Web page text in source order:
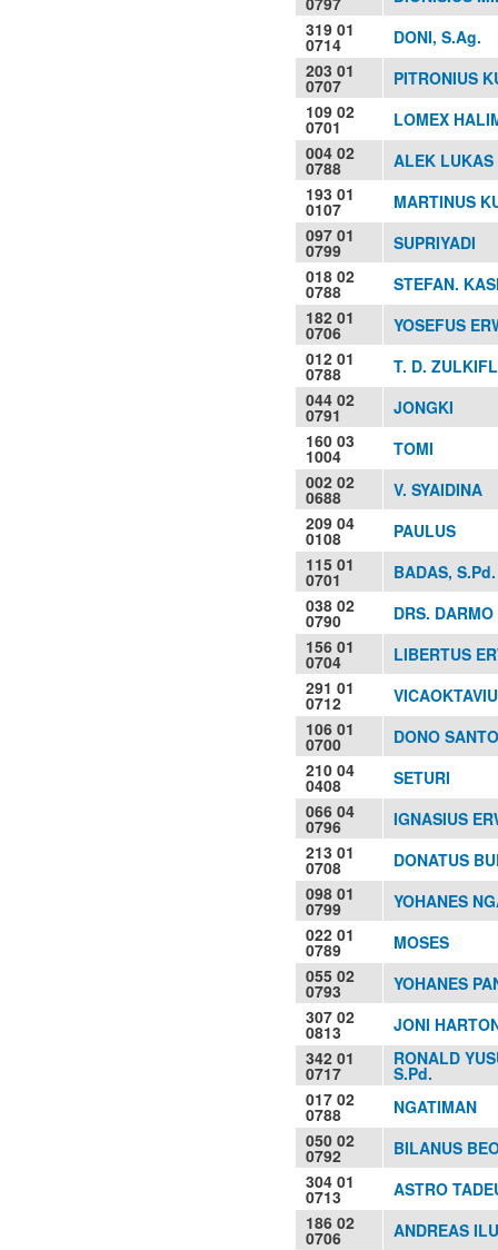
319 01
0714
DONI, S.Ag.
203 01
0707
PITRONIUS
109 02
0701
LOMEX
004 02
0788
ALEK LUKAS
193 01
0107
MARTINUS
097 01
0799
SUPRIYADI
018 02
0788
STEFAN.
182 01
0706
YOSEFUS
012 01
0788
T. D.
044 02
0791
JONGKI
160 03
1004
TOMI
002 02
0688
V. SYAIDINA
209 04
0108
PAULUS
115 01
0701
BADAS, S.Pd.
038 02
0790
DRS. DARMO
156 01
0704
LIBERTUS
291 01
0712
106 01
0700
DONO
210 04
0408
SETURI
066 04
0796
IGNASIUS
213 01
0708
DONATUS
098 01
0799
YOHANES
022 01
0789
MOSES
055 02
0793
YOHANES
307 02
0813
JONI
342 01
0717
RONALD
S.Pd.
017 02
0788
NGATIMAN
050 02
0792
BILANUS
304 01
0713
ASTRO
186 02
0706
ANDREAS